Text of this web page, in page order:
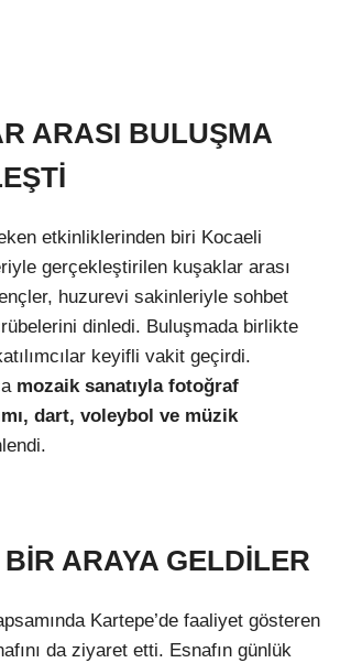
ARASI BULUŞMA
etkinliklerinden biri Kocaeli
gerçekleştirilen kuşaklar arası
huzurevi sakinleriyle sohbet
dinledi. Buluşmada birlikte
keyifli vakit geçirdi.
mozaik sanatıyla fotoğraf
dart, voleybol ve müzik
ARAYA GELDİLER
Kartepe’de faaliyet gösteren
da ziyaret etti. Esnafın günlük